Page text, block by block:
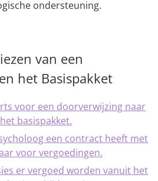
ondersteuning.
van een
het Basispakket
voor een doorverwijzing naar
basispakket.
een contract heeft met
voor vergoedingen.
er vergoed worden vanuit het